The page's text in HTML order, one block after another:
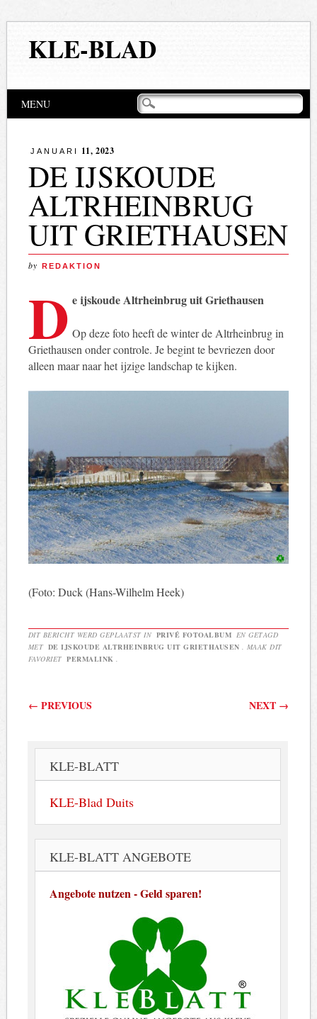
KLE-BLAD
Hoofdmenu
MENU
JANUARI 11, 2023
DE IJSKOUDE
ALTRHEINBRUG
UIT GRIETHAUSEN
by REDAKTION
D e ijskoude Altrheinbrug uit Griethausen
Op deze foto heeft de winter de Altrheinbrug in
Griethausen onder controle. Je begint te bevriezen door
alleen maar naar het ijzige landschap te kijken.
(Foto: Duck (Hans-Wilhelm Heek)
DIT BERICHT WERD GEPLAATST IN PRIVÉ FOTOALBUM EN GETAGD
MET DE IJSKOUDE ALTRHEINBRUG UIT GRIETHAUSEN
. MAAK DIT
FAVORIET PERMALINK
Berichtnavigatie
← PREVIOUS NEXT →
KLE-BLATT
KLE-Blad Duits
KLE-BLATT ANGEBOTE
Angebote nutzen - Geld sparen!